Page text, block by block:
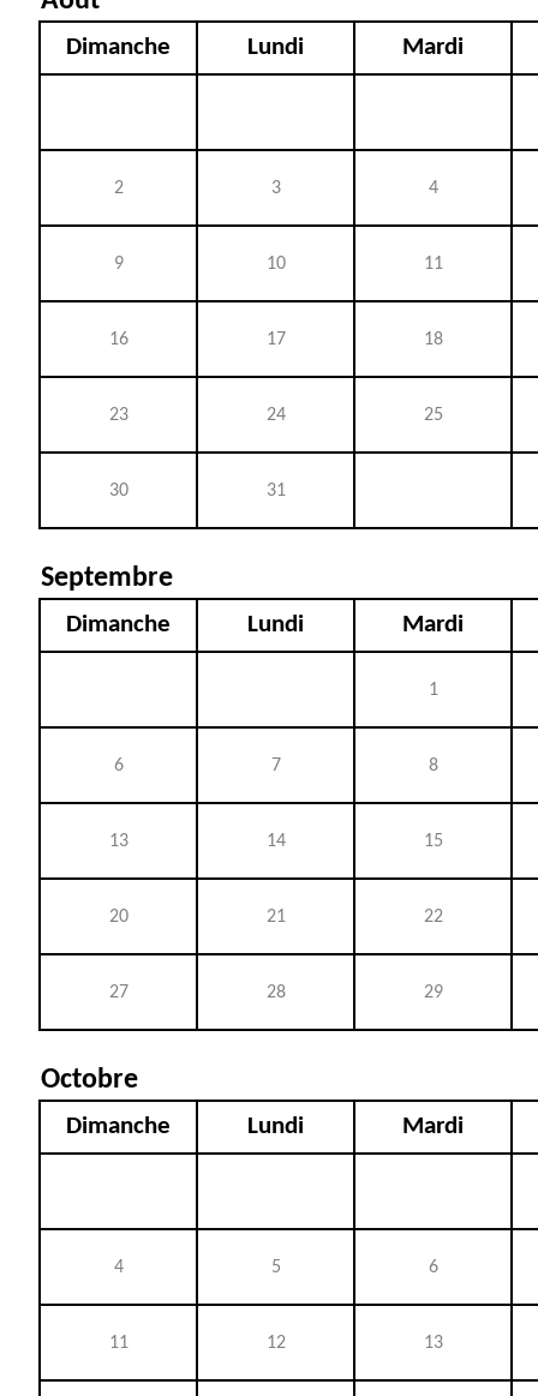
Dimanche Lundi Mardi
2 3 4
9 10 11
16 17 18
23 24 25
30 31
Septembre
Dimanche Lundi Mardi
1
6 7 8
13 14 15
20 21 22
27 28 29
Octobre
Dimanche Lundi Mardi
4 5 6
11 12 13